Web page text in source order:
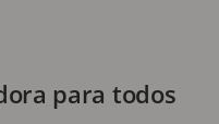
para todos